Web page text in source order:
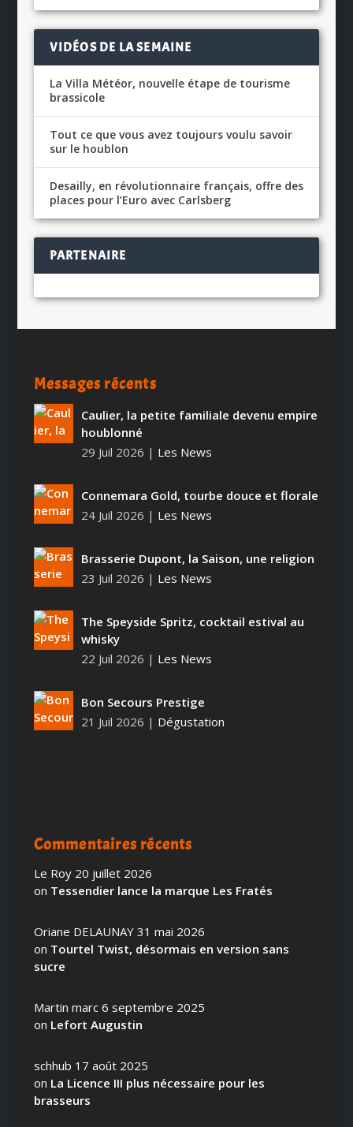
VIDÉOS DE LA SEMAINE
La Villa Météor, nouvelle étape de tourisme
brassicole
Tout ce que vous avez toujours voulu savoir
sur le houblon
Desailly, en révolutionnaire français, offre des
places pour l’Euro avec Carlsberg
PARTENAIRE
Messages récents
Caulier, la petite familiale devenu empire
houblonné
29 Juil 2026 | Les News
Connemara Gold, tourbe douce et florale
24 Juil 2026 | Les News
Brasserie Dupont, la Saison, une religion
23 Juil 2026 | Les News
The Speyside Spritz, cocktail estival au
whisky
22 Juil 2026 | Les News
Bon Secours Prestige
21 Juil 2026 | Dégustation
Commentaires récents
Le Roy 20 juillet 2026
on Tessendier lance la marque Les Fratés
Oriane DELAUNAY 31 mai 2026
on Tourtel Twist, désormais en version sans
sucre
Martin marc 6 septembre 2025
on Lefort Augustin
schhub 17 août 2025
on La Licence III plus nécessaire pour les
brasseurs